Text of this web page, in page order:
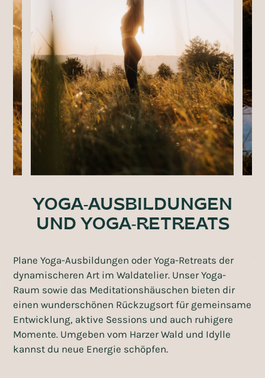
YOGA-AUSBILDUNGEN
UND YOGA-RETREATS
Plane Yoga-Ausbildungen oder Yoga-Retreats der
dynamischeren Art im Waldatelier. Unser Yoga-
Raum sowie das Meditationshäuschen bieten dir
einen wunderschönen Rückzugsort für gemeinsame
Entwicklung, aktive Sessions und auch ruhigere
Momente. Umgeben vom Harzer Wald und Idylle
kannst du neue Energie schöpfen.